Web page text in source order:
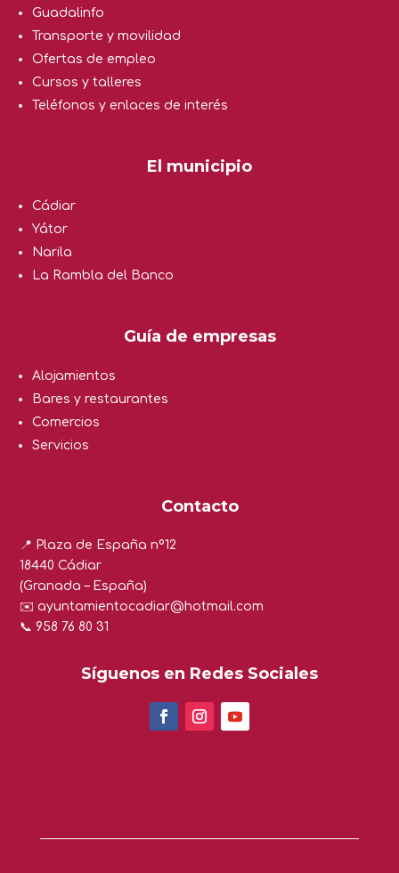
Guadalinfo
Transporte y movilidad
Ofertas de empleo
Cursos y talleres
Teléfonos y enlaces de interés
El municipio
Cádiar
Yátor
Narila
La Rambla del Banco
Guía de empresas
Alojamientos
Bares y restaurantes
Comercios
Servicios
Contacto
📍 Plaza de España nº12
18440 Cádiar
(Granada – España)
✉️ ayuntamientocadiar@hotmail.com
📞 958 76 80 31
Síguenos en Redes Sociales